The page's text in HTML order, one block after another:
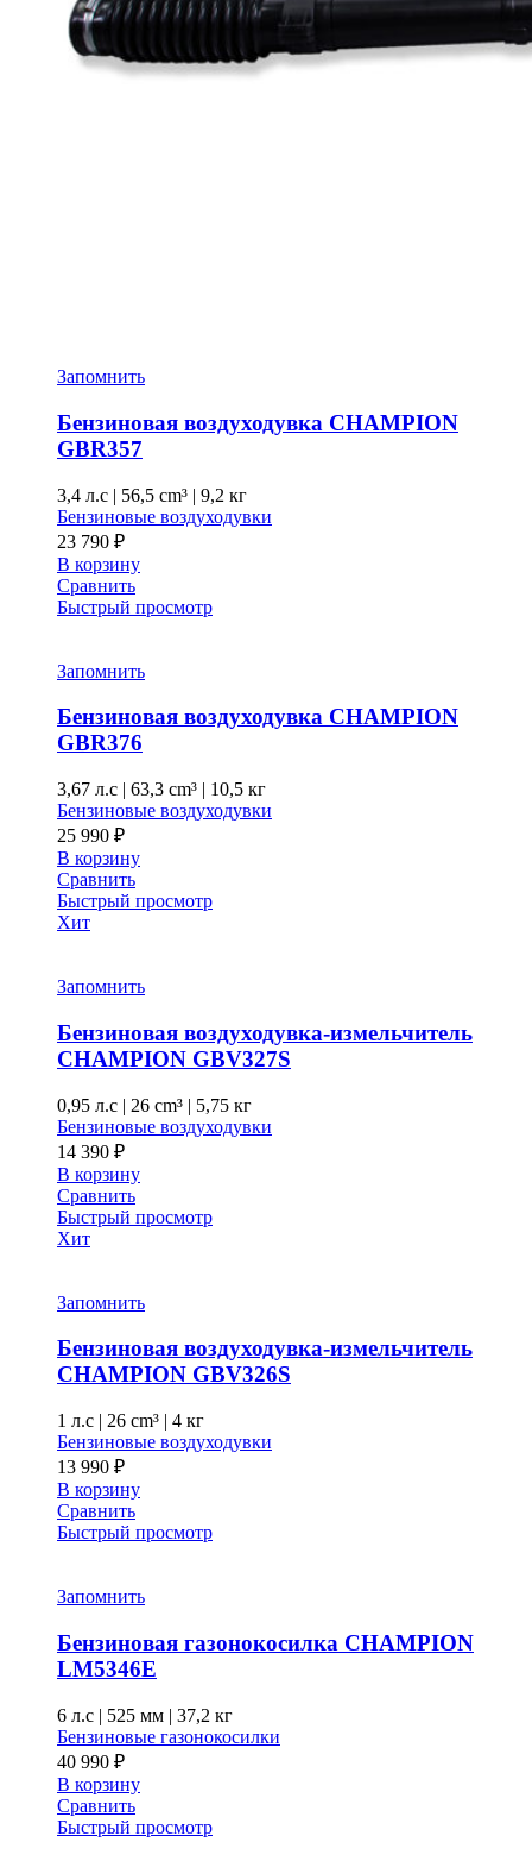
Запомнить
Бензиновая воздуходувка CHAMPION
GBR357
3,4 л.с | 56,5 cm³ | 9,2 кг
Бензиновые воздуходувки
23 790 ₽
В корзину
Сравнить
Быстрый просмотр
Запомнить
Бензиновая воздуходувка CHAMPION
GBR376
3,67 л.с | 63,3 cm³ | 10,5 кг
Бензиновые воздуходувки
25 990 ₽
В корзину
Сравнить
Быстрый просмотр
Хит
Запомнить
Бензиновая воздуходувка-измельчитель
CHAMPION GBV327S
0,95 л.с | 26 cm³ | 5,75 кг
Бензиновые воздуходувки
14 390 ₽
В корзину
Сравнить
Быстрый просмотр
Хит
Запомнить
Бензиновая воздуходувка-измельчитель
CHAMPION GВV326S
1 л.с | 26 cm³ | 4 кг
Бензиновые воздуходувки
13 990 ₽
В корзину
Сравнить
Быстрый просмотр
Запомнить
Бензиновая газонокосилка CHAMPION
LM5346E
6 л.с | 525 мм | 37,2 кг
Бензиновые газонокосилки
40 990 ₽
В корзину
Сравнить
Быстрый просмотр